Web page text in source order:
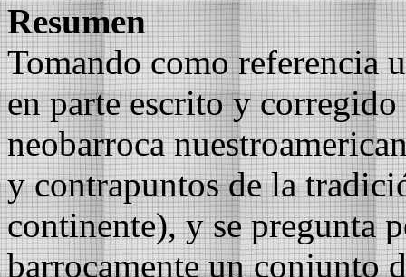
Resumen
Tomando como referencia
en parte escrito y
neobarroca
y contrapuntos de la
continente), y se pregunta
barrocamente un conjunto